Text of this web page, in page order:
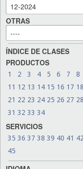
OTRAS
ÍNDICE DE CLASES
PRODUCTOS
1 2 3 4 5 6 7 8
11 12 13 14 15 16 17 18
21 22 23 24 25 26 27 28
31 32 33 34
SERVICIOS
35 36 37 38 39 40 41 42
45